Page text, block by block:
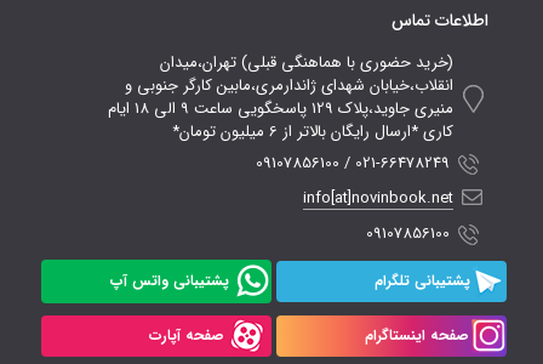
اطلاعات تماس
(خرید حضوری با هماهنگی قبلی) تهران،میدان
انقلاب،خیابان شهدای ژاندارمری،مابین کارگر جنوبی و
منیری جاوید،پلاک 129 پاسخگویی ساعت 9 الی 18 ایام
کاری *ارسال رایگان بالاتر از 6 میلیون تومان*
021-66478249 / 09107856100
info[at]novinbook.net
09107856100
پشتیبانی تلگرام پشتیبانی واتس آپ
صفحه اینستاگرام صفحه آپارت